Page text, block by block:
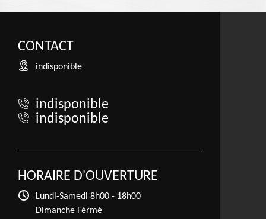
CONTACT
indisponible
indisponible
indisponible
HORAIRE D'OUVERTURE
Lundi-Samedi 8h00 - 18h00
Dimanche Férmé